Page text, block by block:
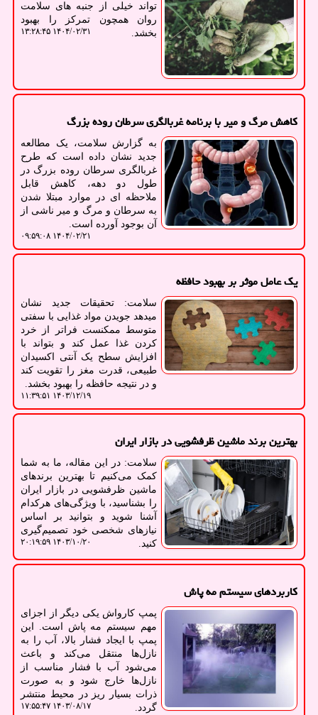
تواند خیلی از جنبه های سلامت
روان همچون تمرکز را بهبود
بخشد.
۱۴۰۴/۰۲/۳۱ ۱۳:۲۸:۴۵
کاهش مرگ و میر با برنامه غربالگری سرطان روده بزرگ
به گزارش سلامت، یک مطالعه
جدید نشان داده است که طرح
غربالگری سرطان روده بزرگ در
طول دو دهه، کاهش قابل
ملاحظه ای در موارد مبتلا شدن
به سرطان و مرگ و میر ناشی از
آن بوجود آورده است.
۱۴۰۴/۰۲/۲۱ ۰۹:۵۹:۰۸
یک عامل موثر بر بهبود حافظه
سلامت: تحقیقات جدید نشان
میدهد جویدن مواد غذایی با سفتی
متوسط ممکنست فراتر از خرد
کردن غذا عمل کند و بتواند با
افزایش سطح یک آنتی اکسیدان
طبیعی، قدرت مغز را تقویت کند
و در نتیجه حافظه را بهبود بخشد.
۱۴۰۳/۱۲/۱۹ ۱۱:۳۹:۵۱
بهترین برند ماشین ظرفشویی در بازار ایران
سلامت: در این مقاله، ما به شما
کمک می‌کنیم تا بهترین برندهای
ماشین ظرفشویی در بازار ایران
را بشناسید، با ویژگی‌های هرکدام
آشنا شوید و بتوانید بر اساس
نیازهای شخصی خود تصمیم‌گیری
کنید.
۱۴۰۳/۱۰/۲۰ ۲۰:۱۹:۵۹
کاربردهای سیستم مه پاش
پمپ کارواش یکی دیگر از اجزای
مهم سیستم مه پاش است. این
پمپ با ایجاد فشار بالا، آب را به
نازل‌ها منتقل می‌کند و باعث
می‌شود آب با فشار مناسب از
نازل‌ها خارج شود و به صورت
ذرات بسیار ریز در محیط منتشر
گردد.
۱۴۰۳/۰۸/۱۷ ۱۷:۵۵:۴۷